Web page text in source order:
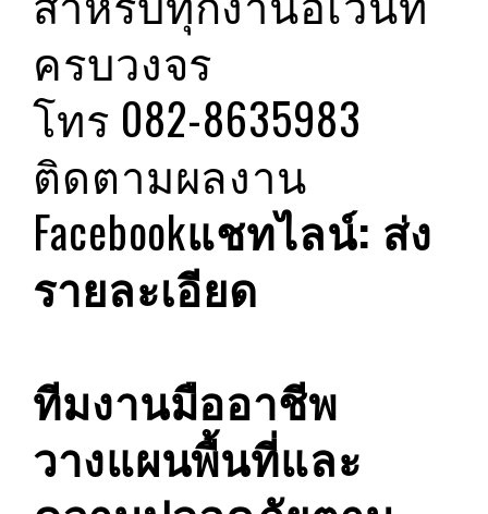
ครบวงจร
โทร 082-8635983
ติดตามผลงาน
Facebookแชทไลน์: ส่ง
รายละเอียด
ทีมงานมืออาชีพ
วางแผนพื้นที่และ